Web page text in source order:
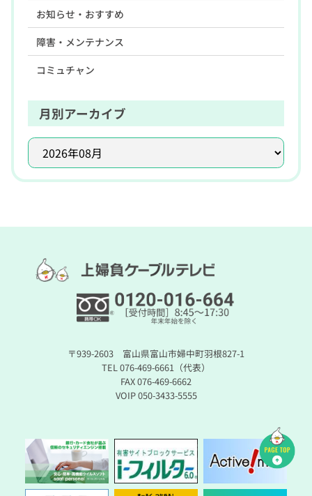
お知らせ・おすすめ
障害・メンテナンス
コミュチャン
月別アーカイブ
〒939-2603 富山県富山市婦中町羽根827-1
TEL 076-469-6661（代表）
FAX 076-469-6662
VOIP 050-3433-5555